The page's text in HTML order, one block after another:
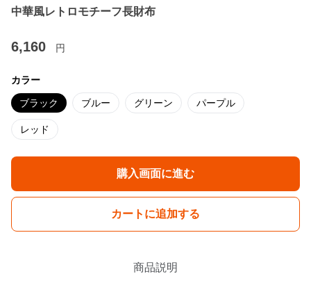
中華風レトロモチーフ長財布
6,160 円
カラー
ブラック ブルー グリーン パープル
レッド
購入画面に進む
カートに追加する
商品説明